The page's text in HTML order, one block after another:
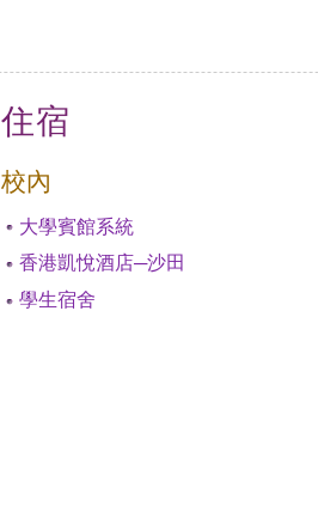
住宿
校內
大學賓館系統
香港凱悅酒店─沙田
學生宿舍